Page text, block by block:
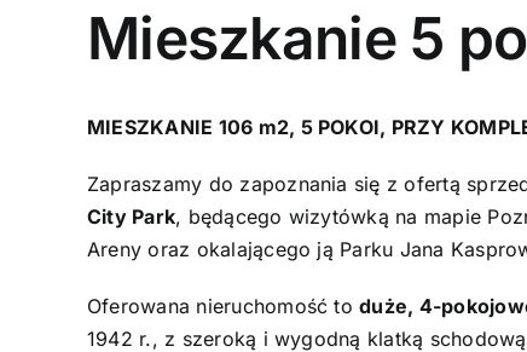
Mieszkanie 5
MIESZKANIE 106 m2, 5 POKOI, PRZY
Zapraszamy do zapoznania się z ofertą
City Park, będącego wizytówką na mapie
Areny oraz okalającego ją Parku Jana
Oferowana nieruchomość toduże, 4-
1942 r., z szeroką i wygodną klatką